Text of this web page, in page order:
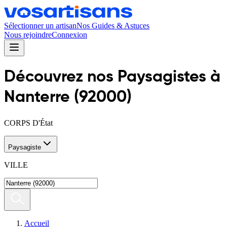
Sélectionner un artisanNos Guides & Astuces
Nous rejoindreConnexion
Découvrez nos Paysagistes à
Nanterre (92000)
CORPS D'État
Paysagiste
VILLE
Accueil